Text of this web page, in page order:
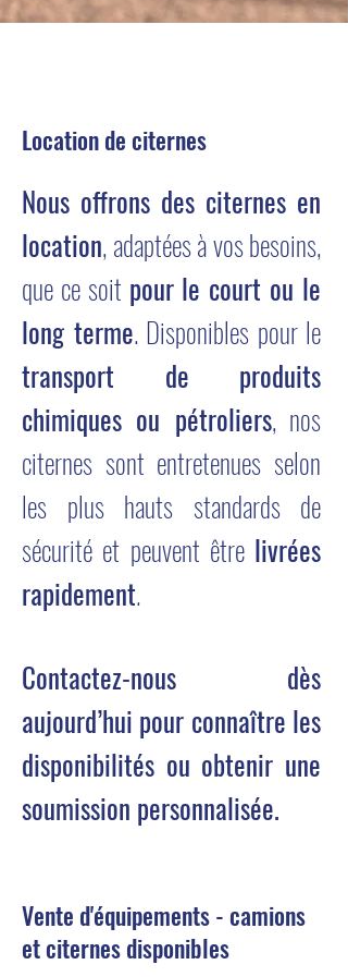
Location de citernes
Nous offrons des citernes en
location, adaptées à vos besoins,
que ce soit pour le court ou le
long terme. Disponibles pour le
transport de produits
chimiques ou pétroliers, nos
citernes sont entretenues selon
les plus hauts standards de
sécurité et peuvent être livrées
rapidement.
Contactez-nous dès
aujourd’hui pour connaître les
disponibilités ou obtenir une
soumission personnalisée.
Vente d'équipements - camions
et citernes disponibles